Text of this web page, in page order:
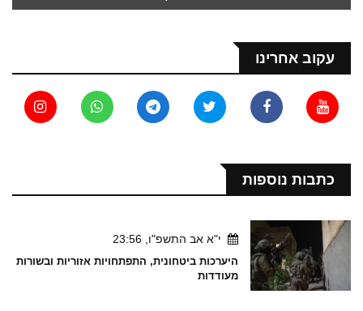
עקוב אחרינו
כתבות נוספות
י"א אב התשפ"ו, 23:56
היערכות ביטחונית, התפתחויות אזוריות ובשורות
מעודדות